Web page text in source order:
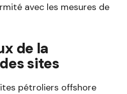
avec les mesures de
de la
sites
pétroliers offshore